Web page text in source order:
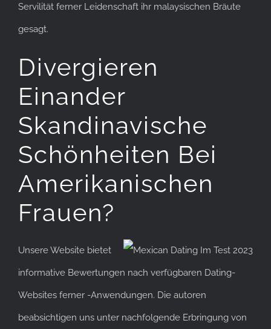
Servilität ferner Leidenschaft ihr malaysischen Bräute
gesagt.
Divergieren
Einander
Skandinavische
Schönheiten Bei
Amerikanischen
Frauen?
Unsere Website bietet
informative Bewertungen nach verfügbaren Dating-
Websites ferner -Anwendungen. Die autoren
beabsichtigen uns unter nachfolgende Erbringung von